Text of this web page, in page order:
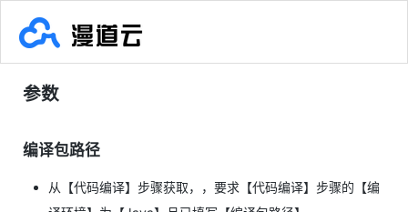
参数
编译包路径
从【代码编译】步骤获取，，要求【代码编译】步骤的【编